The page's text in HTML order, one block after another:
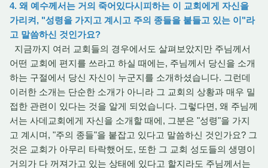
4. 왜 예수께서는 거의 죽어있다시피하는 이 교회에게 자신을
가리켜, "성령을 가지고 계시고 주의 종들을 붙들고 있는 이"라
고 말씀하신 것인가요?
지금까지 여러 교회들의 경우에서도 살펴보았지만 주님께서
어떤 교회에 편지를 쓰라고 하실 때에는, 주님께서 당신을 소개
하는 구절에서 당신 자신이 누군지를 소개하셨습니다. 그런데
이러한 소개는 단순한 소개가 아니라 그 교회의 상황과 매우 밀
접한 관련이 있다는 것을 알게 되었습니다. 그렇다면, 왜 주님께
서는 사데교회에게 자신을 소개할 때에, 그분은 "성령"을 가지
고 계시며, "주의 종들"을 붙잡고 있다고 말씀하신 것인가요? 그
것은 교회가 아무리 타락했어도, 또한 그 교회 성도들의 생명이
거의가 다 꺼져가고 있는 상태에 있다고 할지라도 주님께서는